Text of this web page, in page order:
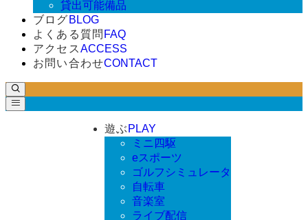
貸出可能備品
ブログ BLOG
よくある質問 FAQ
アクセスACCESS
お問い合わせCONTACT
遊ぶ PLAY
ミニ四駆
eスポーツ
ゴルフシミュレータ
自転車
音楽室
ライブ配信